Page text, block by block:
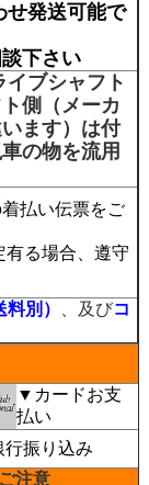
発送可能で
下さい
イブシャフト
側（メーカ
ます）は付
の物を流用
払い伝票をご
る場合、遵守
別） 、及びコ
▼カードお支
払い
振り込み
ご注意